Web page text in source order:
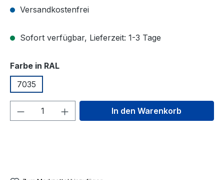
Versandkostenfrei
Sofort verfügbar, Lieferzeit: 1-3 Tage
Farbe in RALauswählen
7035
Produkt Anzahl: Gib denIn den Warenkorb